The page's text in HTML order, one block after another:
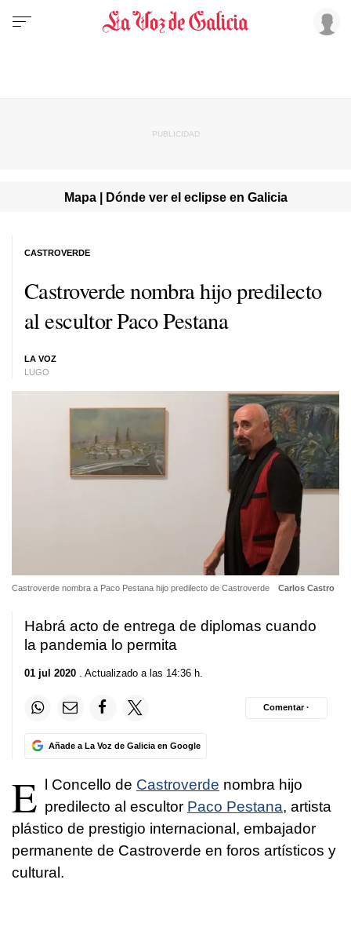
Mapa | Dónde ver el eclipse en Galicia
Castroverde nombra hijo predilecto
al escultor Paco Pestana
LA VOZ
LUGO
CASTROVERDE
Castroverde nombra a Paco Pestana hijo predilecto de Castroverde Carlos Castro
Habrá acto de entrega de diplomas cuando
la pandemia lo permita
01 jul 2020 . Actualizado a las 14:36 h.
Añade a La Voz de Galicia en Google
Comentar ·
E l Concello de Castroverde nombra hijo
predilecto al escultor Paco Pestana, artista
plástico de prestigio internacional, embajador
permanente de Castroverde en foros artísticos y
cultural.